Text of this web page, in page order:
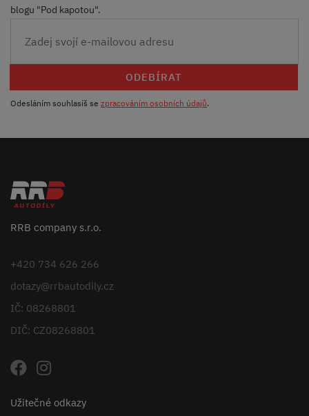
blogu "Pod kapotou".
ODEBÍRAT
Odesláním souhlasíš se zpracováním osobních údajů.
RRB company s.r.o.
+420 734 626 266
dotazy@rrbautodily.cz
IČ: 08268801
DIČ: CZ08268801
Užitečné odkazy